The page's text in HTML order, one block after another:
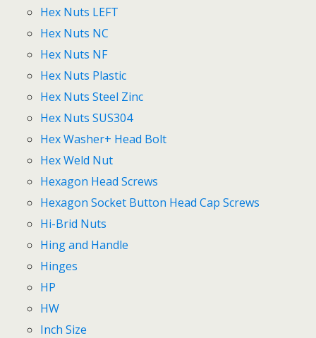
Hex Nuts LEFT
Hex Nuts NC
Hex Nuts NF
Hex Nuts Plastic
Hex Nuts Steel Zinc
Hex Nuts SUS304
Hex Washer+ Head Bolt
Hex Weld Nut
Hexagon Head Screws
Hexagon Socket Button Head Cap Screws
Hi-Brid Nuts
Hing and Handle
Hinges
HP
HW
Inch Size